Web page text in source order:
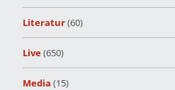
Literatur(60)
Live(650)
Media (15)